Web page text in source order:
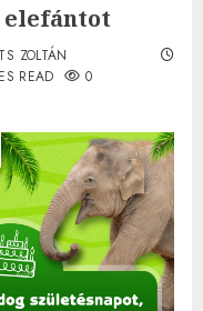
elefántot
ZOLTÁN
READ 0